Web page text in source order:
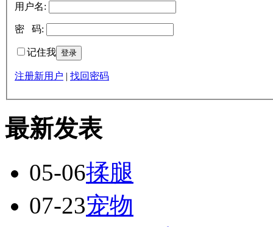
用户名:
密 码:
记住我
注册新用户 | 找回密码
最新发表
05-06揉腿
07-23宠物